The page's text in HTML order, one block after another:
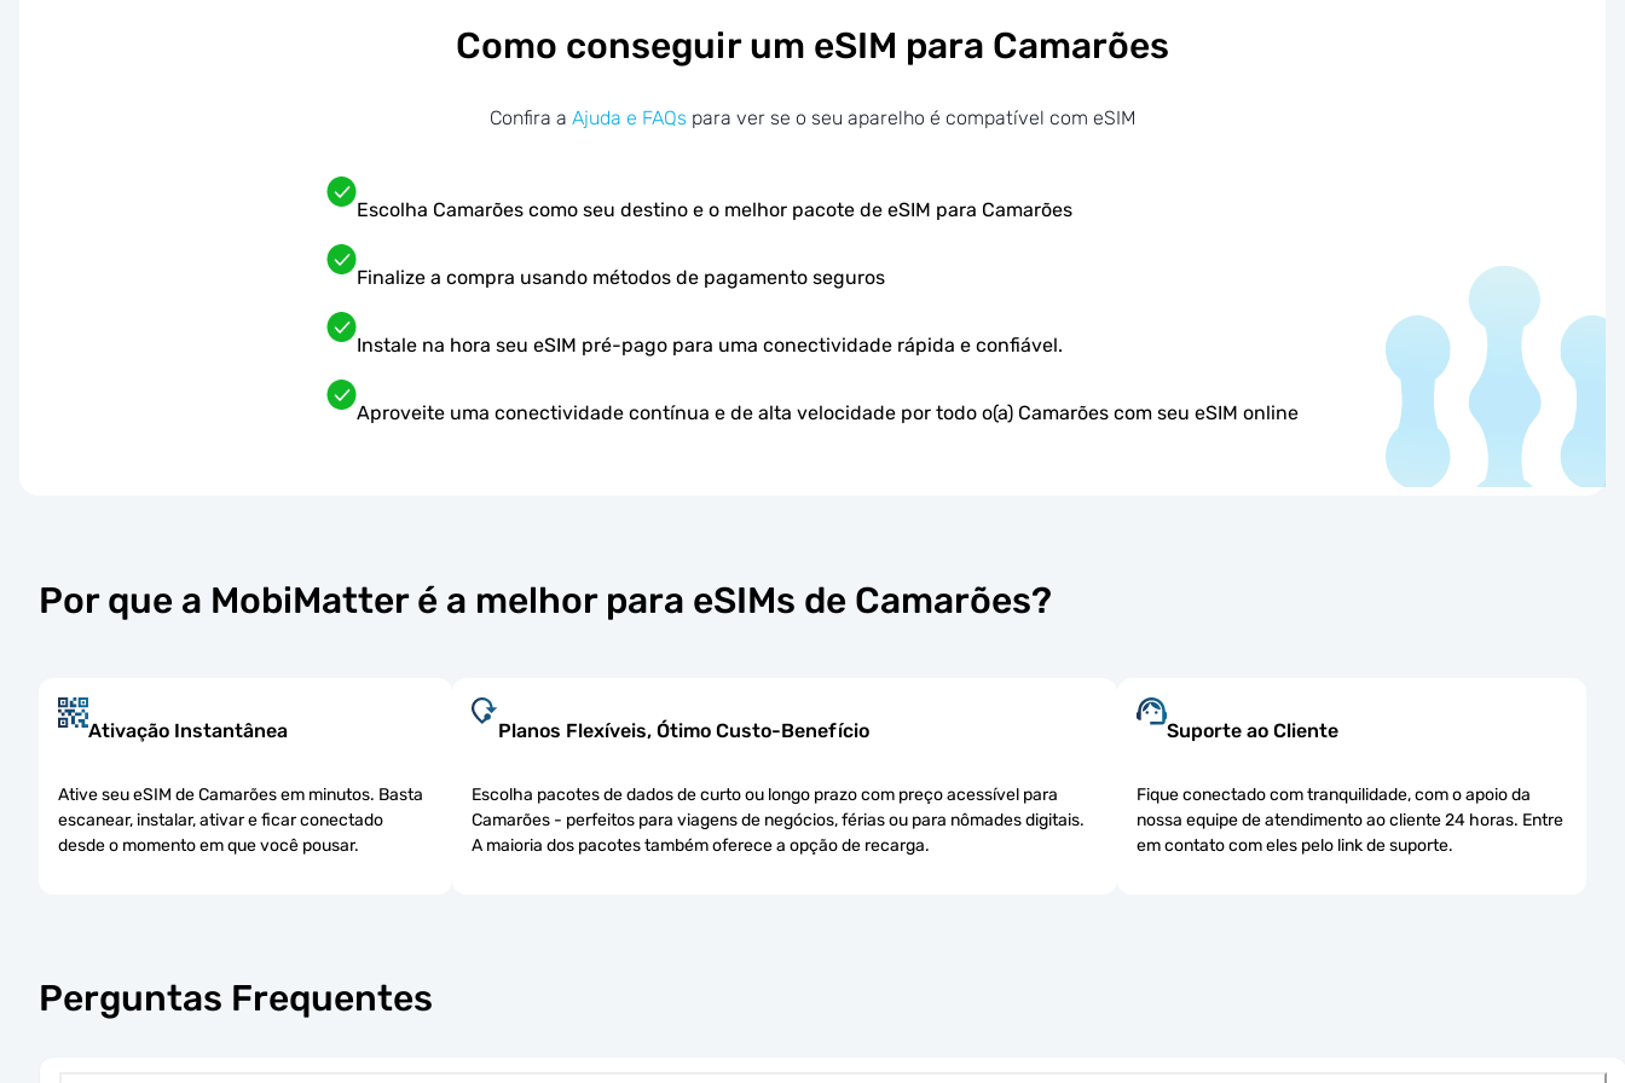
Como conseguir um eSIM para Camarões
Confira a Ajuda e FAQs para ver se o seu aparelho é compatível com eSIM
Escolha Camarões como seu destino e o melhor pacote de eSIM para Camarões
Finalize a compra usando métodos de pagamento seguros
Instale na hora seu eSIM pré-pago para uma conectividade rápida e confiável.
Aproveite uma conectividade contínua e de alta velocidade por todo o(a) Camarões com seu eSIM online
Por que a MobiMatter é a melhor para eSIMs de Camarões?
Ativação Instantânea
Ative seu eSIM de Camarões em minutos. Basta
escanear, instalar, ativar e ficar conectado
desde o momento em que você pousar.
Planos Flexíveis, Ótimo Custo-Benefício
Escolha pacotes de dados de curto ou longo prazo com preço acessível para
Camarões - perfeitos para viagens de negócios, férias ou para nômades digitais.
A maioria dos pacotes também oferece a opção de recarga.
Suporte ao Cliente
Fique conectado com tranquilidade, com o apoio da
nossa equipe de atendimento ao cliente 24 horas. Entre
em contato com eles pelo link de suporte.
Perguntas Frequentes